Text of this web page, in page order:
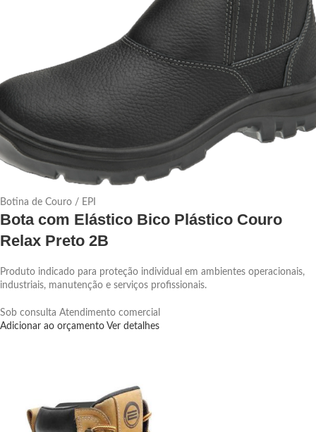
Botina de Couro / EPI
Bota com Elástico Bico Plástico Couro
Relax Preto 2B
Produto indicado para proteção individual em ambientes operacionais,
industriais, manutenção e serviços profissionais.
Sob consulta Atendimento comercial
Adicionar ao orçamento Ver detalhes